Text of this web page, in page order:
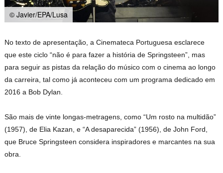
© Javier/EPA/Lusa
No texto de apresentação, a Cinemateca Portuguesa esclarece
que este ciclo “não é para fazer a história de Springsteen”, mas
para seguir as pistas da relação do músico com o cinema ao longo
da carreira, tal como já aconteceu com um programa dedicado em
2016 a Bob Dylan.
São mais de vinte longas-metragens, como “Um rosto na multidão”
(1957), de Elia Kazan, e “A desaparecida” (1956), de John Ford,
que Bruce Springsteen considera inspiradores e marcantes na sua
obra.